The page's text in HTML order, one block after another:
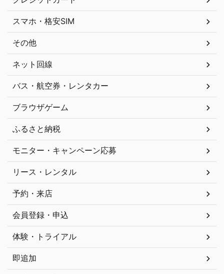
スマホ・格安SIM
その他
ネット回線
バス・航空券・レンタカー
ブラウザゲーム
ふるさと納税
モニター・キャンペーン応募
リース・レンタル
予約・来店
会員登録・申込
体験・トライアル
即追加